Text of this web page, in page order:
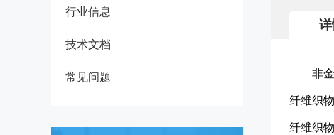
行业信息
技术文档
常见问题 非
纤维织
纤维织